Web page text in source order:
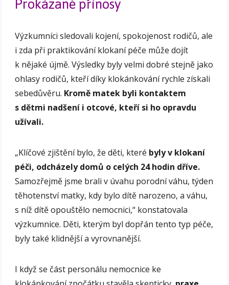
Výzkumníci sledovali kojení, spokojenost rodičů, ale
i zda při praktikování klokaní péče může dojít
k nějaké újmě. Výsledky byly velmi dobré stejně jako
ohlasy rodičů, kteří díky klokánkování rychle získali
sebedůvěru. Kromě matek byli kontaktem
s dětmi nadšení i otcové, kteří si ho opravdu
užívali.
„Klíčové zjištění bylo, že děti, které byly v klokaní
péči, odcházely domů o celých 24 hodin dříve.
Samozřejmě jsme brali v úvahu porodní váhu, týden
těhotenství matky, kdy bylo dítě narozeno, a váhu,
s níž dítě opouštělo nemocnici,“ konstatovala
výzkumnice. Děti, kterým byl dopřán tento typ péče,
byly také klidnější a vyrovnanější.
I když se část personálu nemocnice ke